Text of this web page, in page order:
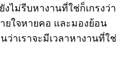
ไม่รีบหางานที่ใช่ก็เกรงว่า
ยใจหายคอ และมองย้อน
ว่าเราจะมีเวลาหางานที่ใช่